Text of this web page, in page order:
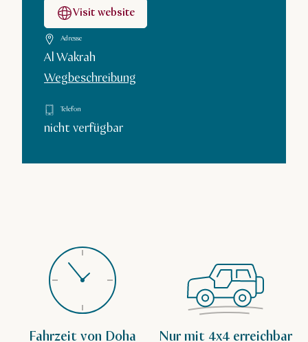
Visit website
Adresse
Al Wakrah
Wegbeschreibung
Telefon
nicht verfügbar
Fahrzeit von Doha Nur mit 4x4 erreichbar